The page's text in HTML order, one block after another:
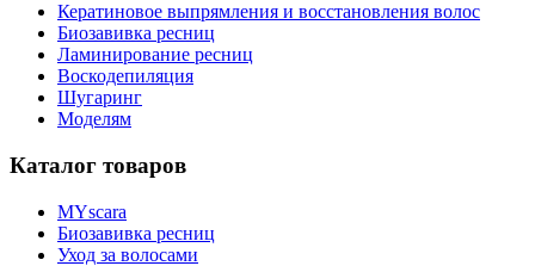
Кератиновое выпрямления и восстановления волос
Биозавивка ресниц
Ламинирование ресниц
Воскодепиляция
Шугаринг
Моделям
Каталог товаров
MYscara
Биозавивка ресниц
Уход за волосами